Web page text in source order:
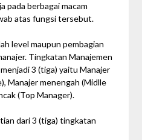
pada berbagai macam
atas fungsi tersebut.
level maupun pembagian
Tingkatan Manajemen
3 (tiga) yaitu Manajer
Manajer menengah (Midlle
(Top Manager).
dari 3 (tiga) tingkatan